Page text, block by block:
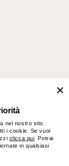
e Brianza) Italy
sevensalotti spa 2026
nel nostro sito.
i cookie. Se vuoi
clicca qui . Potrai
in qualsiasi